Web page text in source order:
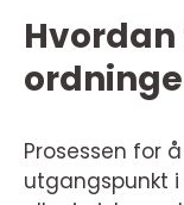
Prosessen for
utgangspunkt